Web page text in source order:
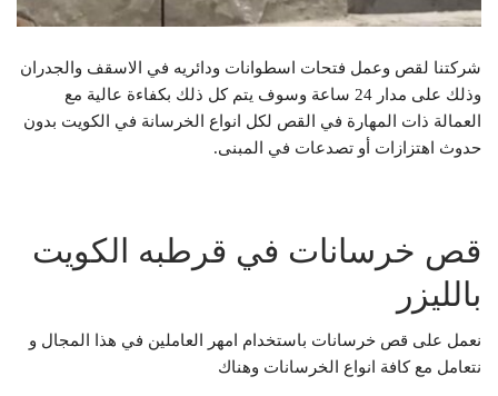
شركتنا لقص وعمل فتحات اسطوانات ودائريه في الاسقف والجدران
وذلك على مدار 24 ساعة وسوف يتم كل ذلك بكفاءة عالية مع
العمالة ذات المهارة في القص لكل انواع الخرسانة في الكويت بدون
حدوث اهتزازات أو تصدعات في المبنى.
قص خرسانات في قرطبه الكويت
بالليزر
نعمل على قص خرسانات باستخدام امهر العاملين في هذا المجال و
نتعامل مع كافة انواع الخرسانات وهناك